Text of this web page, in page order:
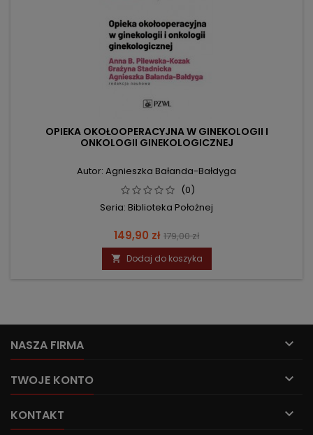
OPIEKA OKOŁOOPERACYJNA W GINEKOLOGII I
ONKOLOGII GINEKOLOGICZNEJ
Autor: Agnieszka Bałanda-Bałdyga
(0)
Seria: Biblioteka Położnej
Cena
149,90 zł Cena
podstawowa
179,00 zł
 Dodaj do koszyka
NASZA FIRMA 
TWOJE KONTO 
KONTAKT 